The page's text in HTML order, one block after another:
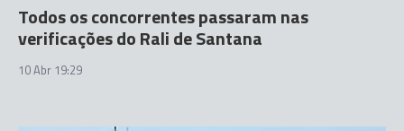
Todos os concorrentes passaram nas
verificações do Rali de Santana
10 Abr 19:29